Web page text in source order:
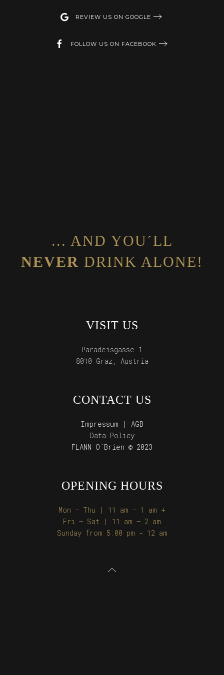
REVIEW US ON GOOGLE
FOLLOW US ON FACEBOOK
... AND YOU´LL
NEVER DRINK ALONE!
VISIT US
Paradeisgasse 1
8010 Graz, Austria
CONTACT US
Impressum | AGB
Data Policy
FLANN O´Brien © 2023
OPENING HOURS
Mon – Thu | 11 am – 1 am +
Fri – Sat | 11 am – 2 am
Sunday from 5:00 pm - 12 am